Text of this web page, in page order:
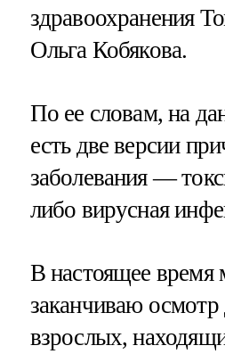
здравоохранения
Ольга Кобякова.
По ее словам, на
есть две версии
заболевания —
либо вирусная
В настоящее время
заканчиваю осмотр
взрослых,